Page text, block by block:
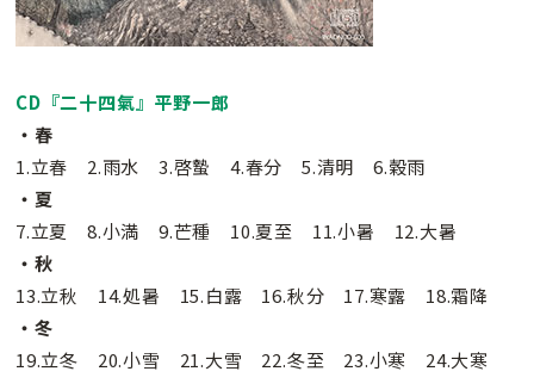
CD『二十四氣』平野一郎
・春
1.立春 2.雨水 3.啓蟄 4.春分 5.清明 6.穀雨
・夏
7.立夏 8.小満 9.芒種 10.夏至 11.小暑 12.大暑
・秋
13.立秋 14.処暑 15.白露 16.秋分 17.寒露 18.霜降
・冬
19.立冬 20.小雪 21.大雪 22.冬至 23.小寒 24.大寒